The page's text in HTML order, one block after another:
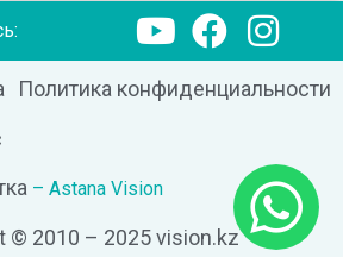
Политика конфиденциальности
– Astana Vision
© 2010 – 2025 vision.kz